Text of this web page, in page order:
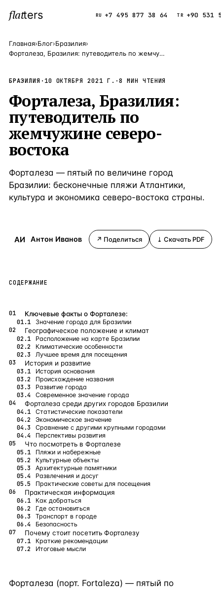
flatters RU +7 495 877 38 64 TR +90 531
Турция — Страна
Россия —Страна 8 554
Испания — Страна
Кипр —Страна
Таиланд —Страна
Греция —Страна
Сочи — Локация Россия · 3
Бангкок Локация Таиланд · 2
ЧАСТО ИЩУТ
Турция Россия Испания
ВСЕ НАПРАВЛЕНИЯ →
Главная›Блог›Бразилия›
Форталеза, Бразилия: путеводитель по жемчужине северо-востока
БРАЗИЛИЯ · 10 ОКТЯБРЯ 2021 Г. ·8 МИН ЧТЕНИЯ
Форталеза, Бразилия:
путеводитель по
жемчужине северо-
востока
Форталеза — пятый по величине город
Бразилии: бесконечные пляжи Атлантики,
культура и экономика северо-востока страны.
АИ Антон Иванов ↗ Поделиться ⤓ Скачать PDF
СОДЕРЖАНИЕ
Ключевые факты о Форталезе:
Значение города для Бразилии
Географическое положение и климат
Расположение на карте Бразилии
Климатические особенности
Лучшее время для посещения
История и развитие
История основания
Происхождение названия
Развитие города
Современное значение города
Форталеза среди других городов Бразилии
Статистические показатели
Экономическое значение
Сравнение с другими крупными городами
Перспективы развития
Что посмотреть в Форталезе
Пляжи и набережные
Культурные объекты
Архитектурные памятники
Развлечения и досуг
Практические советы для посещения
Практическая информация
Как добраться
Где остановиться
Транспорт в городе
Безопасность
Почему стоит посетить Форталезу
Краткие рекомендации
Итоговые мысли
Форталеза (порт. Fortaleza) — пятый по